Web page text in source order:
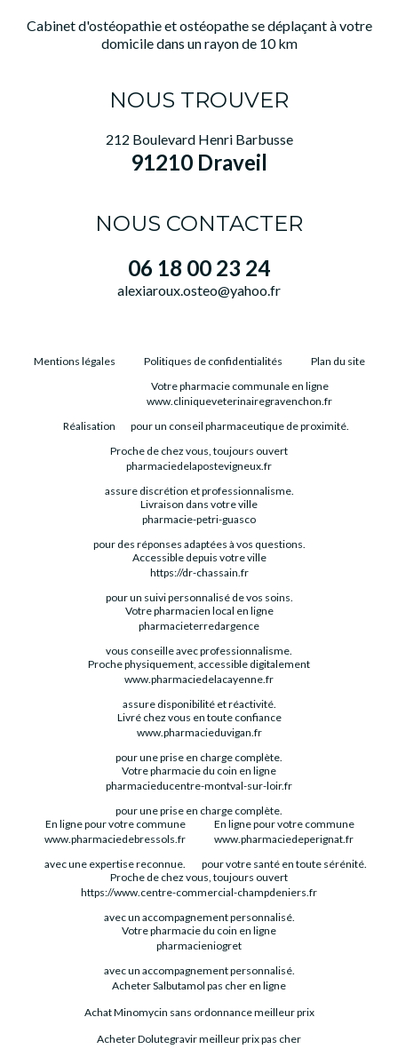
Cabinet d'ostéopathie et ostéopathe se déplaçant à votre
domicile dans un rayon de 10 km
NOUS TROUVER
212 Boulevard Henri Barbusse
91210 Draveil
NOUS CONTACTER
06 18 00 23 24
alexiaroux.osteo@yahoo.fr
Mentions légales Politiques de confidentialités Plan du site
Réalisation
Votre pharmacie communale en ligne
www.cliniqueveterinairegravenchon.fr
pour un conseil pharmaceutique de proximité.
Proche de chez vous, toujours ouvert
pharmaciedelapostevigneux.fr
assure discrétion et professionnalisme.
Livraison dans votre ville
pharmacie-petri-guasco
pour des réponses adaptées à vos questions.
Accessible depuis votre ville
https://dr-chassain.fr
pour un suivi personnalisé de vos soins.
Votre pharmacien local en ligne
pharmacieterredargence
vous conseille avec professionnalisme.
Proche physiquement, accessible digitalement
www.pharmaciedelacayenne.fr
assure disponibilité et réactivité.
Livré chez vous en toute confiance
www.pharmacieduvigan.fr
pour une prise en charge complète.
Votre pharmacie du coin en ligne
pharmacieducentre-montval-sur-loir.fr
pour une prise en charge complète.
En ligne pour votre commune
www.pharmaciedebressols.fr
avec une expertise reconnue.
En ligne pour votre commune
www.pharmaciedeperignat.fr
pour votre santé en toute sérénité.
Proche de chez vous, toujours ouvert
https://www.centre-commercial-champdeniers.fr
avec un accompagnement personnalisé.
Votre pharmacie du coin en ligne
pharmacieniogret
avec un accompagnement personnalisé.
Acheter Salbutamol pas cher en ligne
Achat Minomycin sans ordonnance meilleur prix
Acheter Dolutegravir meilleur prix pas cher